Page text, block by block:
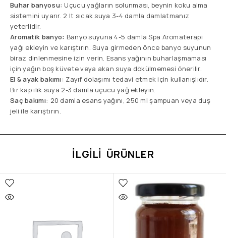
Buhar banyosu: Uçucu yağların solunması, beynin koku alma
sistemini uyarır. 2 lt sıcak suya 3-4 damla damlatmanız
yeterlidir.
Aromatik banyo: Banyo suyuna 4-5 damla Spa Aromaterapi
yağı ekleyin ve karıştırın. Suya girmeden önce banyo suyunun
biraz dinlenmesine izin verin. Esans yağının buharlaşmaması
için yağın boş küvete veya akan suya dökülmemesi önerilir.
El & ayak bakımı: Zayıf dolaşımı tedavi etmek için kullanışlıdır.
Bir kap ılık suya 2-3 damla uçucu yağ ekleyin.
Saç bakımı: 20 damla esans yağını, 250 ml şampuan veya duş
jeli ile karıştırın.
İLGILI ÜRÜNLER